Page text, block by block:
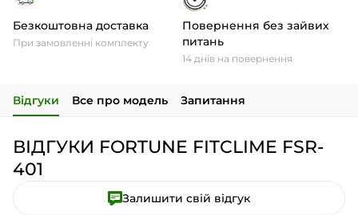
Безкоштовна доставка
При замовленні комплекту
Повернення без зайвих
питань
14 днів на повернення
Відгуки Все про модель Запитання
ВІДГУКИ FORTUNE FITCLIME FSR-
401
Залишити свій відгук